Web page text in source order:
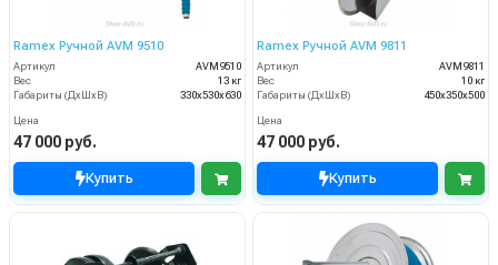
Ramex Ручной AVM 9510
Артикул
AVM9510
Вес
13 кг
Габариты (ДхШхВ)
330x530x630
Цена
47 000 руб.
Купить
Ramex Ручной AVM 9811
Артикул
AVM9811
Вес
10 кг
Габариты (ДхШхВ)
450x350x500
Цена
47 000 руб.
Купить